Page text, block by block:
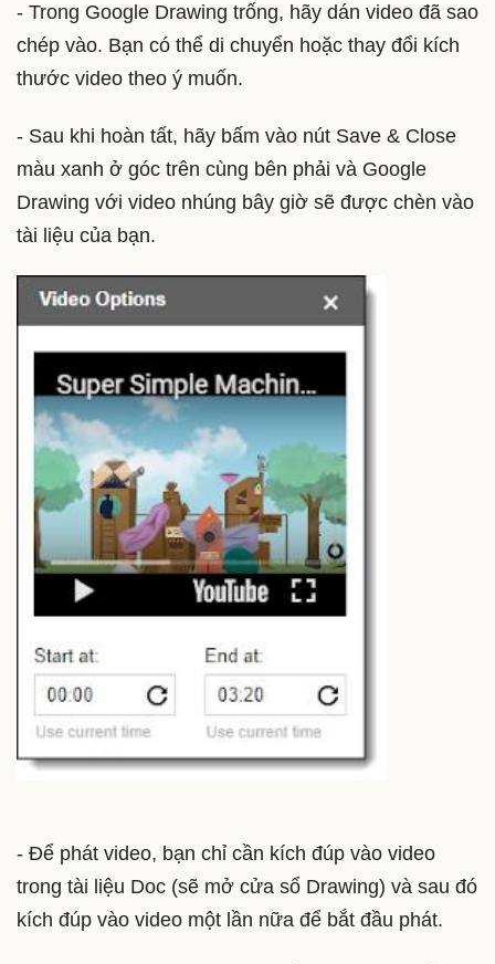
- Trong Google Drawing trống, hãy dán video đã sao
chép vào. Bạn có thể di chuyển hoặc thay đổi kích
thước video theo ý muốn.
- Sau khi hoàn tất, hãy bấm vào nút Save & Close
màu xanh ở góc trên cùng bên phải và Google
Drawing với video nhúng bây giờ sẽ được chèn vào
tài liệu của bạn.
- Để phát video, bạn chỉ cần kích đúp vào video
trong tài liệu Doc (sẽ mở cửa sổ Drawing) và sau đó
kích đúp vào video một lần nữa để bắt đầu phát.